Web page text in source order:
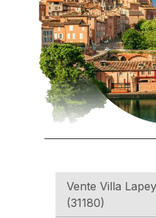
Vente Villa
(31180)